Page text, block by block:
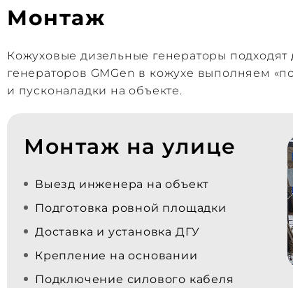
Монтаж
Кожуховые дизельные генераторы
генераторов GMGen в кожухе выполняем
и пусконаладки на объекте.
Монтаж на улице
Выезд инженера на объект
Подготовка ровной площадки
Доставка и установка ДГУ
Крепление на основании
Подключение силового кабеля